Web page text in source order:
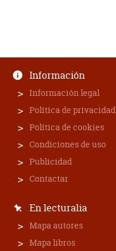
Información
Información legal
Política de privacidad
Política de cookies
Condiciones de uso
Publicidad
Contactar
En lecturalia
Mapa autores
Mapa libros